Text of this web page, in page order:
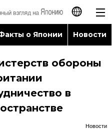
日本語
English
繁體字
о Японии Новости
обороны
в
Новости